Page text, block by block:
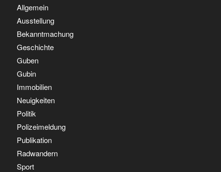
Allgemein
Ausstellung
Bekanntmachung
Geschichte
Guben
Gubin
Immobilien
Neuigkeiten
Politik
Polizeimeldung
Publikation
Radwandern
Sport